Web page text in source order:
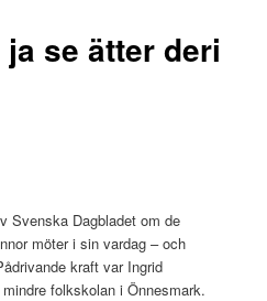
se ätter deri
Svenska Dagbladet om de
möter i sin vardag – och
kraft var Ingrid
folkskolan i Önnesmark.